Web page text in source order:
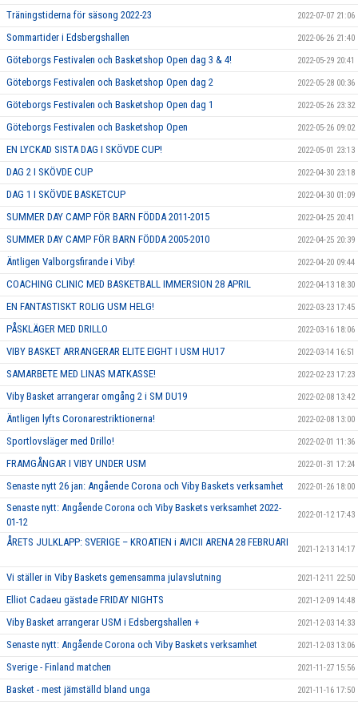
Träningstiderna för säsong 2022-23 2022-07-07 21:06
Sommartider i Edsbergshallen 2022-06-26 21:40
Göteborgs Festivalen och Basketshop Open dag 3 & 4! 2022-05-29 20:41
Göteborgs Festivalen och Basketshop Open dag 2 2022-05-28 00:36
Göteborgs Festivalen och Basketshop Open dag 1 2022-05-26 23:32
Göteborgs Festivalen och Basketshop Open 2022-05-26 09:02
EN LYCKAD SISTA DAG I SKÖVDE CUP! 2022-05-01 23:13
DAG 2 I SKÖVDE CUP 2022-04-30 23:18
DAG 1 I SKÖVDE BASKETCUP 2022-04-30 01:09
SUMMER DAY CAMP FÖR BARN FÖDDA 2011-2015 2022-04-25 20:41
SUMMER DAY CAMP FÖR BARN FÖDDA 2005-2010 2022-04-25 20:39
Äntligen Valborgsfirande i Viby! 2022-04-20 09:44
COACHING CLINIC MED BASKETBALL IMMERSION 28 APRIL 2022-04-13 18:30
EN FANTASTISKT ROLIG USM HELG! 2022-03-23 17:45
PÅSKLÄGER MED DRILLO 2022-03-16 18:06
VIBY BASKET ARRANGERAR ELITE EIGHT I USM HU17 2022-03-14 16:51
SAMARBETE MED LINAS MATKASSE! 2022-02-23 17:23
Viby Basket arrangerar omgång 2 i SM DU19 2022-02-08 13:42
Äntligen lyfts Coronarestriktionerna! 2022-02-08 13:00
Sportlovsläger med Drillo! 2022-02-01 11:36
FRAMGÅNGAR I VIBY UNDER USM 2022-01-31 17:24
Senaste nytt 26 jan: Angående Corona och Viby Baskets verksamhet 2022-01-26 18:00
Senaste nytt: Angående Corona och Viby Baskets verksamhet 2022-
01-12
2022-01-12 17:43
ÅRETS JULKLAPP: SVERIGE – KROATIEN i AVICII ARENA 28 FEBRUARI
2021-12-13 14:17
Vi ställer in Viby Baskets gemensamma julavslutning 2021-12-11 22:50
Elliot Cadaeu gästade FRIDAY NIGHTS 2021-12-09 14:48
Viby Basket arrangerar USM i Edsbergshallen + 2021-12-03 14:33
Senaste nytt: Angående Corona och Viby Baskets verksamhet 2021-12-03 13:06
Sverige - Finland matchen 2021-11-27 15:56
Basket - mest jämställd bland unga 2021-11-16 17:50